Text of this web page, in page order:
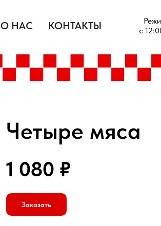
О НАС КОНТАКТЫ
с
Четыре мяса
1 080 ₽
Заказать